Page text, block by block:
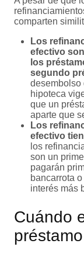
comparten
Los
efectivo
los
segundo
desembolso
hipoteca
que un
aparte que
Los
efectivo
los
son un
pagarán
bancarrota
interés más
Cuándo